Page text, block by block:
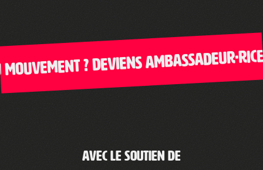
? Deviens ambassadeur·rice
Avec le soutien de